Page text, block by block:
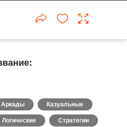
Аркады Казуальные
Логические Стратегии